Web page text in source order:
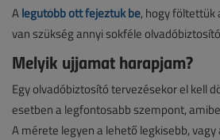
Alegutóbb ott fejeztük be, hogy föltettük
van szükség annyi sokféle
Melyik ujjamat harapjam?
Egy olvadóbiztosító tervezésekor el kell
esetben a legfontosabb szempont,
A mérete legyen a lehető legkisebb,